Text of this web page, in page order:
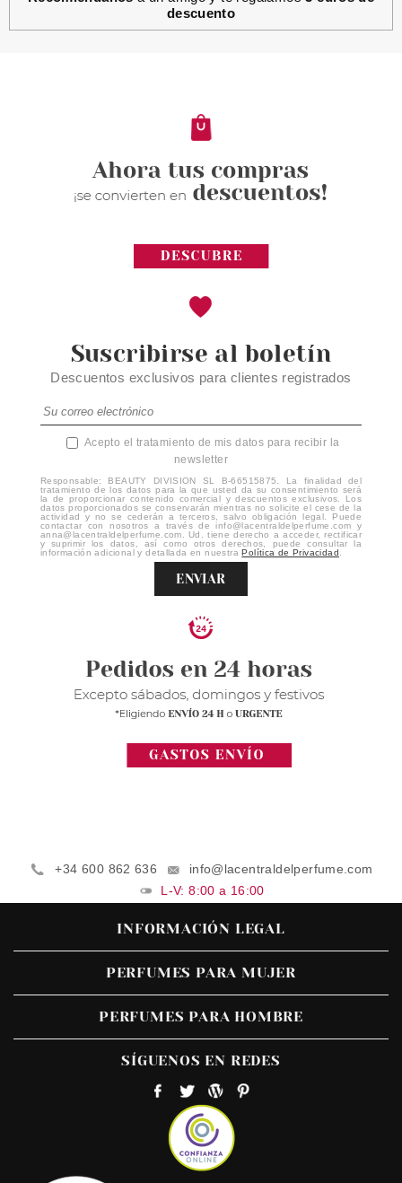
LAISEVEN
1.99€
descuento
Suscribirse al boletín
Descuentos exclusivos para clientes registrados
Acepto el tratamiento de mis datos para recibir la
newsletter
Responsable: BEAUTY DIVISION SL B-66515875. La finalidad del
tratamiento de los datos para la que usted da su consentimiento será
la de proporcionar contenido comercial y descuentos exclusivos. Los
datos proporcionados se conservarán mientras no solicite el cese de la
actividad y no se cederán a terceros, salvo obligación legal. Puede
contactar con nosotros a través de info@lacentraldelperfume.com y
anna@lacentraldelperfume.com. Ud. tiene derecho a acceder, rectificar
y suprimir los datos, así como otros derechos, puede consultar la
información adicional y detallada en nuestraPolítica de Privacidad
ENVIAR
+34 600 862 636
info@lacentraldelperfume.com
L-V: 8:00 a 16:00
INFORMACIÓN LEGAL
PERFUMES PARA MUJER
PERFUMES PARA HOMBRE
SÍGUENOS EN REDES